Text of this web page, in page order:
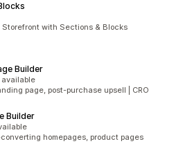
with Sections & Blocks
Builder
available
page, post-purchase upsell | CRO
Builder
homepages, product pages